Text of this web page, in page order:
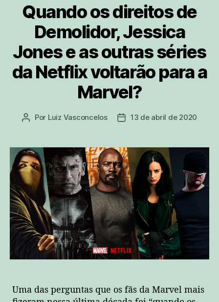
Quando os direitos de
Demolidor, Jessica
Jones e as outras séries
da Netflix voltarão para a
Marvel?
Autor
Por Luiz Vasconcelos
Data13 de abril de 2020
Uma das perguntas que os fãs da Marvel mais